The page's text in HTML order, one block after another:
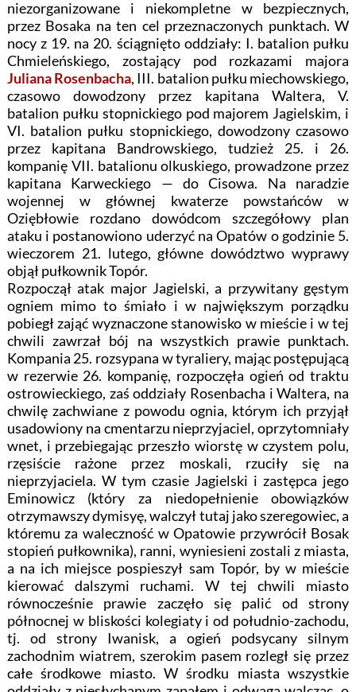
niezorganizowane i niekompletne w bezpiecznych,
przez Bosaka na ten cel przeznaczonych punktach. W
nocy z 19. na 20. ściągnięto oddziały: I. batalion pułku
Chmieleńskiego, zostający pod rozkazami majora
Juliana Rosenbacha, III. batalion pułku miechowskiego,
czasowo dowodzony przez kapitana Waltera, V.
batalion pułku stopnickiego pod majorem Jagielskim, i
VI. batalion pułku stopnickiego, dowodzony czasowo
przez kapitana Bandrowskiego, tudzież 25. i 26.
kompanię VII. batalionu olkuskiego, prowadzone przez
kapitana Karweckiego — do Cisowa. Na naradzie
wojennej w głównej kwaterze powstańców w
Oziębłowie rozdano dowódcom szczegółowy plan
ataku i postanowiono uderzyć na Opatów o godzinie 5.
wieczorem 21. lutego, główne dowództwo wyprawy
objął pułkownik Topór.
Rozpoczął atak major Jagielski, a przywitany gęstym
ogniem mimo to śmiało i w największym porządku
pobiegł zająć wyznaczone stanowisko w mieście i w tej
chwili zawrzał bój na wszystkich prawie punktach.
Kompania 25. rozsypana w tyraliery, mając postępującą
w rezerwie 26. kompanię, rozpoczęła ogień od traktu
ostrowieckiego, zaś oddziały Rosenbacha i Waltera, na
chwilę zachwiane z powodu ognia, którym ich przyjął
usadowiony na cmentarzu nieprzyjaciel, oprzytomniały
wnet, i przebiegając przeszło wiorstę w czystem polu,
rzęsiście rażone przez moskali, rzuciły się na
nieprzyjaciela. W tym czasie Jagielski i zastępca jego
Eminowicz (który za niedopełnienie obowiązków
otrzymawszy dymisyę, walczył tutaj jako szeregowiec, a
któremu za waleczność w Opatowie przywrócił Bosak
stopień pułkownika), ranni, wyniesieni zostali z miasta,
a na ich miejsce pospieszył sam Topór, by w mieście
kierować dalszymi ruchami. W tej chwili miasto
równocześnie prawie zaczęło się palić od strony
północnej w bliskości kolegiaty i od południo-zachodu,
tj. od strony Iwanisk, a ogień podsycany silnym
zachodnim wiatrem, szerokim pasem rozległ się przez
całe środkowe miasto. W środku miasta wszystkie